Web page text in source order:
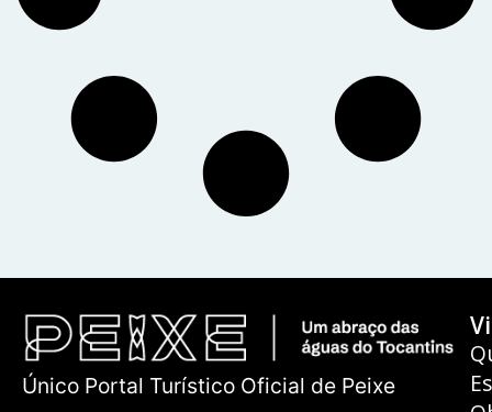
Único Portal Turístico Oficial de Peixe